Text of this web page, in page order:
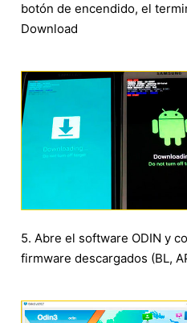
botón de encendido, el
Download
5. Abre el software ODIN y
firmware descargados (BL,